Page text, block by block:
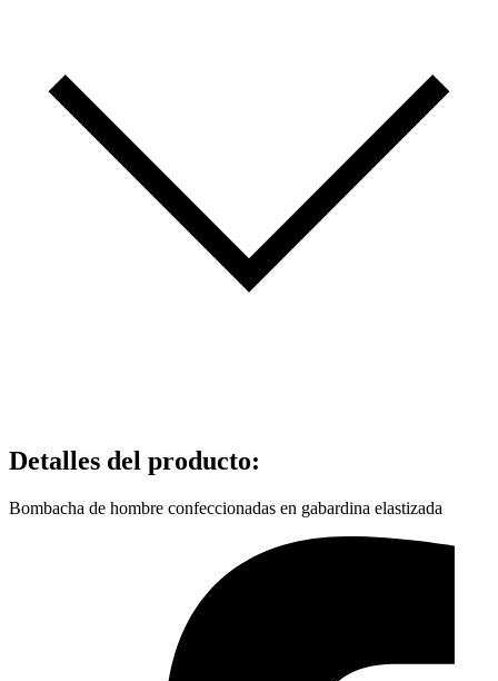
Detalles del producto:
Bombacha de hombre confeccionadas en gabardina elastizada